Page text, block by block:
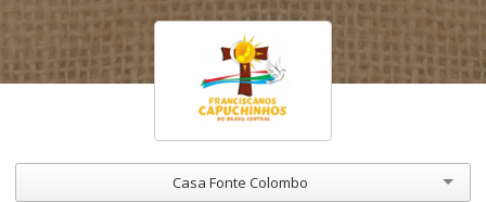
Casa Fonte Colombo